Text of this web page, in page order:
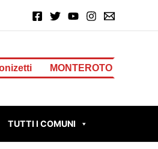
– Perdita d’acqua in
TUTTI I COMUNI